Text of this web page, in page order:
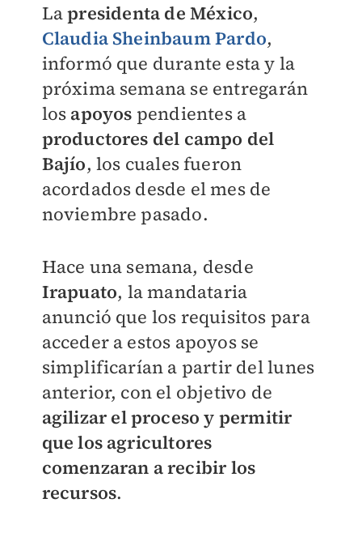
Lapresidenta de México,
Claudia Sheinbaum Pardo,
informó que durante esta y la
próxima semana se entregarán
los apoyos pendientes a
productores del campo del
Bajío, los cuales fueron
acordados desde el mes de
noviembre pasado.
Hace una semana, desde
Irapuato, la mandataria
anunció que los requisitos para
acceder a estos apoyos se
simplificarían a partir del lunes
anterior, con el objetivo de
agilizar el proceso y permitir
que los agricultores
comenzaran a recibir los
recursos.